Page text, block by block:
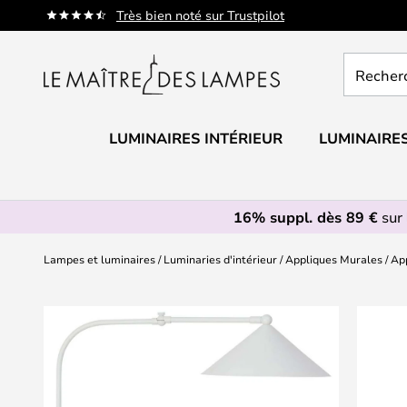
Très bien noté sur Trustpilot
Allez
au
un
LUMINAIRES INTÉRIEUR
16% suppl. dès 89 €sur
Lampes et luminaires Luminaries d'intérieur Appliques Murales
the